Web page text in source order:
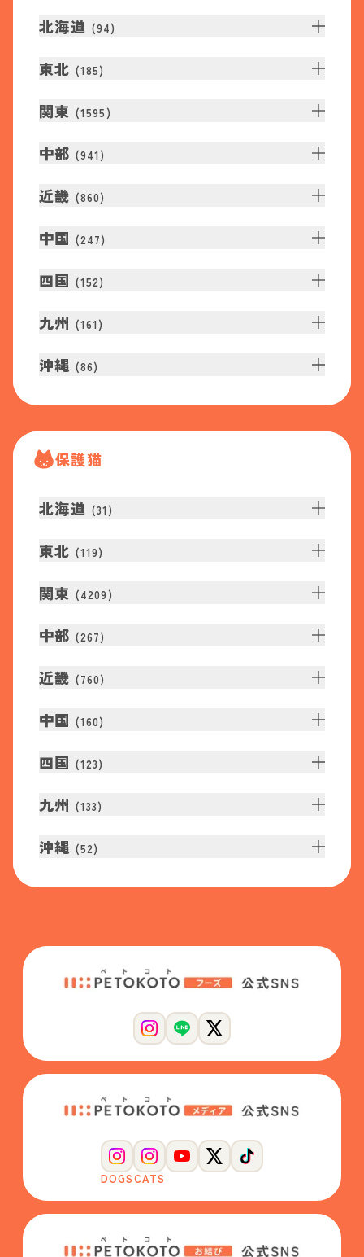
北海道 (94)
東北 (185)
関東 (1595 )
中部 (941 )
近畿 (860)
中国 (247)
四国 (152)
九州 (161 )
沖縄 (86)
保護猫
北海道 (31 )
東北 (119)
関東 (4209 )
中部 (267)
近畿 (760)
中国 (160)
四国 (123)
九州 (133)
沖縄 (52)
DOGSCATS